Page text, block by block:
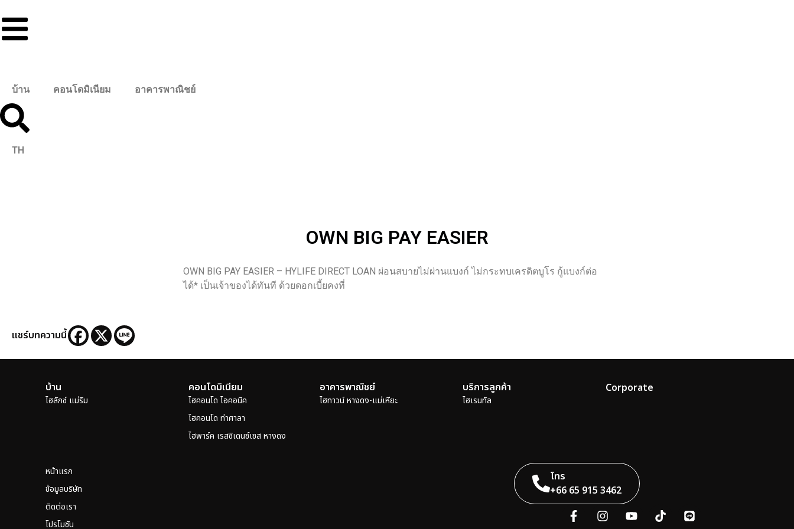
บ้าน คอนโดมิเนียม อาคารพาณิชย์
TH
OWN BIG PAY EASIER
OWN BIG PAY EASIER – HYLIFE DIRECT LOAN ผ่อนสบายไม่ผ่านแบงก์ ไม่กระทบเครดิตบูโร กู้แบงก์ต่อ
ได้* เป็นเจ้าของได้ทันที ด้วยดอกเบี้ยคงที่
แชร์บทความนี้
บ้าน
ไฮลักซ์ แม่ริม
คอนโดมิเนียม
ไฮคอนโด ไอคอนิค
ไฮคอนโด ท่าศาลา
ไฮพาร์ค เรสซิเดนซ์เซส หางดง
อาคารพาณิชย์
ไฮทาวน์ หางดง-แม่เหียะ
บริการลูกค้า
ไฮเรนทัล
Corporate
หน้าแรก
ข้อมูลบริษัท
ติดต่อเรา
โปรโมชัน
โทร
+66 65 915 3462